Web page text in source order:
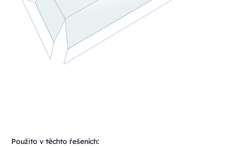
Použito v těchto řešeních: